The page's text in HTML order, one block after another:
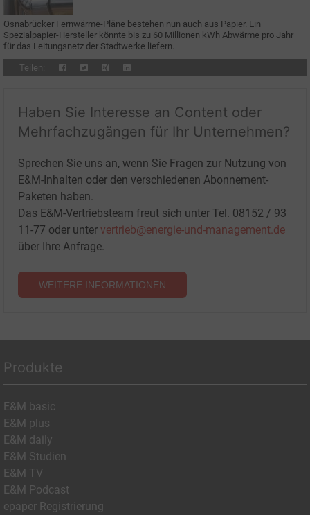
Osnabrücker Fernwärme-Pläne bestehen nun auch aus Papier. Ein
Spezialpapier-Hersteller könnte bis zu 60 Millionen kWh Abwärme pro Jahr
für das Leitungsnetz der Stadtwerke liefern.
Teilen:
Haben Sie Interesse an Content oder
Mehrfachzugängen für Ihr Unternehmen?
Sprechen Sie uns an, wenn Sie Fragen zur Nutzung von
E&M-Inhalten oder den verschiedenen Abonnement-
Paketen haben.
Das E&M-Vertriebsteam freut sich unter Tel. 08152 / 93
11-77 oder unter vertrieb@energie-und-management.de
über Ihre Anfrage.
WEITERE INFORMATIONEN
Produkte
E&M basic
E&M plus
E&M daily
E&M Studien
E&M TV
E&M Podcast
epaper Registrierung